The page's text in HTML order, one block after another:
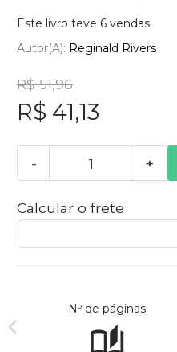
Este livro teve 6 vendas
Autor(a): Reginald Rivers
R$ 51,96
R$ 41,13
- +
Calcular o frete
Nº de páginas